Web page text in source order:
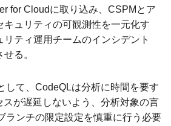
for Cloudに取り込み、CSPMとア
キュリティの可観測性を一元化す
リティ運用チームのインシデント
る。
して、CodeQLは分析に時間を要す
スが遅延しないよう、分析対象の言
ランチの限定設定を慎重に行う必要